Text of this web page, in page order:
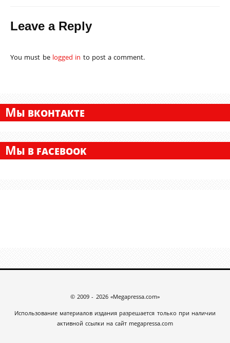
Leave a Reply
You must be logged in to post a comment.
МЫ ВКОНТАКТЕ
МЫ В FACEBOOK
© 2009 - 2026 «Megapressa.com»
Использование материалов издания разрешается только при наличии
активной ссылки на сайт megapressa.com